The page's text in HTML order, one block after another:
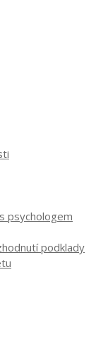
psychologem
podklady